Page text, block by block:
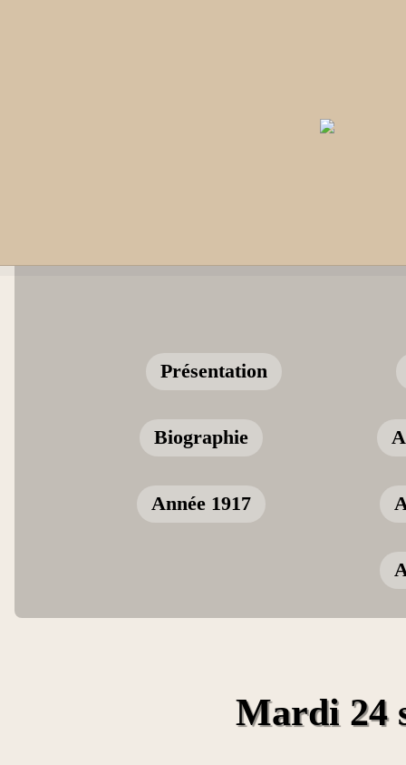
Présentation
Biographie
Année 1917
Mardi 24